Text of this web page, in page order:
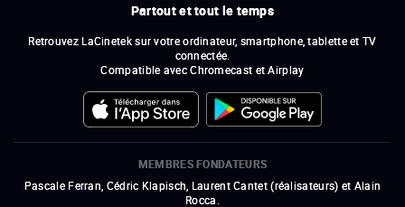
Partout et tout le temps
Retrouvez LaCinetek sur votre ordinateur, smartphone, tablette et TV
connectée.
Compatible avec Chromecast et Airplay
MEMBRES FONDATEURS
Pascale Ferran, Cédric Klapisch, Laurent Cantet (réalisateurs) et Alain
Rocca.